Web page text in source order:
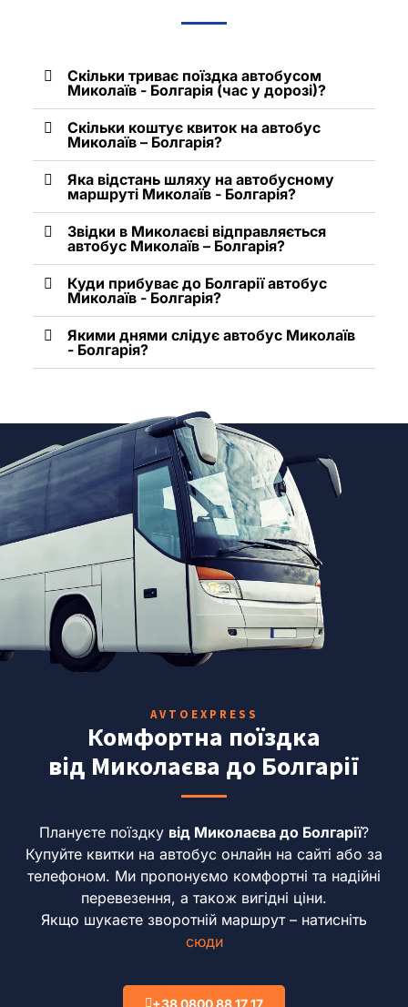
Скільки триває поїздка автобусом
Миколаїв - Болгарія (час у дорозі)?
Скільки коштує квиток на автобус
Миколаїв – Болгарія?
Яка відстань шляху на автобусному
маршруті Миколаїв - Болгарія?
Звідки в Миколаєві відправляється
автобус Миколаїв – Болгарія?
Куди прибуває до Болгарії автобус
Миколаїв - Болгарія?
Якими днями слідує автобус Миколаїв
- Болгарія?
AVTOEXPRESS
Комфортна поїздка
від Миколаєва до Болгарії
Плануєте поїздку від Миколаєва до Болгарії?
Купуйте квитки на автобус онлайн на сайті або за
телефоном. Ми пропонуємо комфортні та надійні
перевезення, а також вигідні ціни.
Якщо шукаєте зворотній маршрут – натисніть
сюди
+38 0800 88 17 17